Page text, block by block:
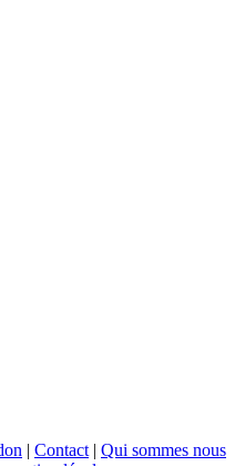
| Contact | Qui sommes nous